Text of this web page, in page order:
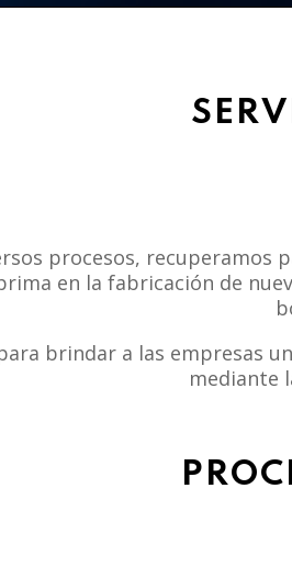
procesos, recuperamos
en la fabricación de
brindar a las empresas
mediante